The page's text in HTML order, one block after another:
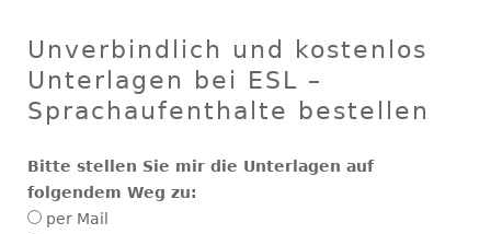
Unverbindlich und kostenlos
Unterlagen bei ESL –
Sprachaufenthalte bestellen
Bitte stellen Sie mir die Unterlagen auf
folgendem Weg zu:
per Mail